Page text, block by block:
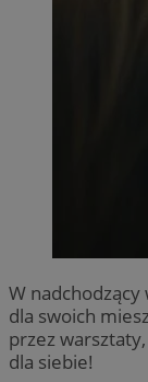
W nadchodzący
dla swoich
przez
dla siebie!